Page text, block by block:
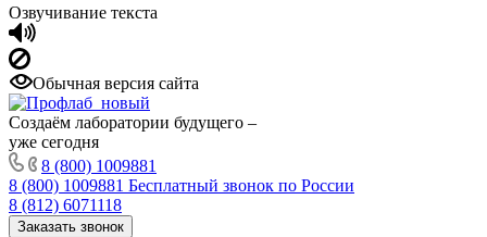
Озвучивание текста
Обычная версия сайта
Создаём лаборатории будущего –
уже сегодня
8 (800) 1009881
8 (800) 1009881 Бесплатный звонок по России
8 (812) 6071118
Заказать звонок